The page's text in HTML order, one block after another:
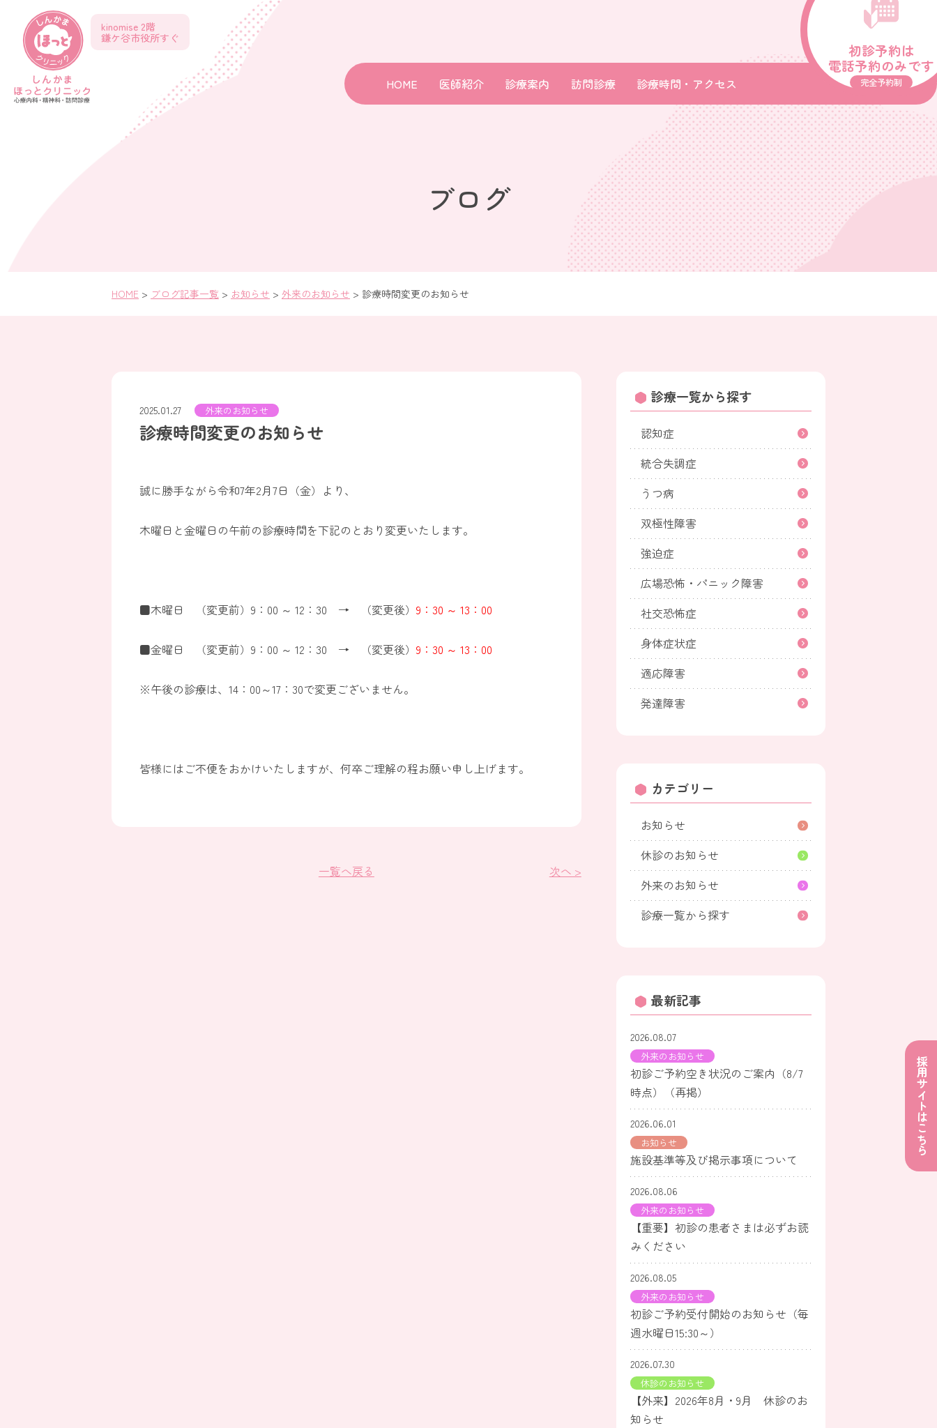
kinomise 2階
鎌ケ谷市役所すぐ
HOME 医師紹介 診療案内 訪問診療 診療時間・アクセス
初診予約は
電話予約のみです
完全予約制
ブログ
HOME > ブログ記事一覧 > お知らせ > 外来のお知らせ > 診療時間変更のお知らせ
2025.01.27 外来のお知らせ
診療時間変更のお知らせ
誠に勝手ながら令和7年2月7日（金）より、
木曜日と金曜日の午前の診療時間を下記のとおり変更いたします。
■木曜日 （変更前）9：00 ～ 12：30 → （変更後） 9：30 ～ 13：00
■金曜日 （変更前）9：00 ～ 12：30 → （変更後） 9：30 ～ 13：00
※午後の診療は、14：00～17：30で変更ございません。
皆様にはご不便をおかけいたしますが、何卒ご理解の程お願い申し上げます。
一覧へ戻る 次へ >
診療一覧から探す
認知症
統合失調症
うつ病
双極性障害
強迫症
広場恐怖・パニック障害
社交恐怖症
身体症状症
適応障害
発達障害
カテゴリー
お知らせ
休診のお知らせ
外来のお知らせ
診療一覧から探す
最新記事
2026.08.07
外来のお知らせ
初診ご予約空き状況のご案内（8/7
時点）（再掲）
2026.06.01
お知らせ
施設基準等及び掲示事項について
2026.08.06
外来のお知らせ
【重要】初診の患者さまは必ずお読
みください
2026.08.05
外来のお知らせ
初診ご予約受付開始のお知らせ（毎
週水曜日15:30～）
2026.07.30
休診のお知らせ
【外来】2026年8月・9月 休診のお
知らせ
採用サイトはこちら